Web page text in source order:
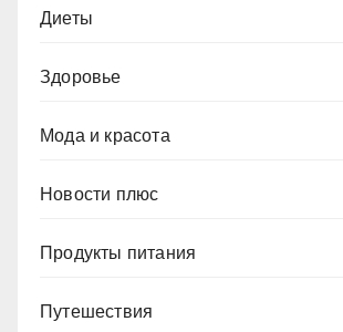
Диеты
Здоровье
Мода и красота
Новости плюс
Продукты питания
Путешествия